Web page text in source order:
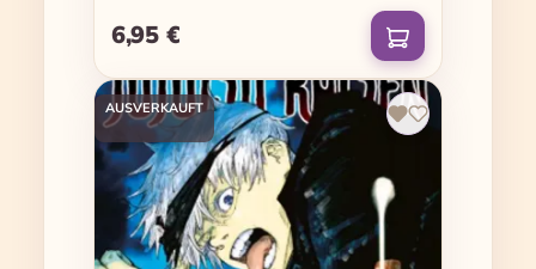
Regulärer Preis:
6,95 €
AUSVERKAUFT